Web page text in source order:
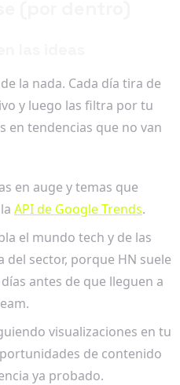
la nada. Cada día tira de
y luego las filtra por tu
en tendencias que no van
en auge y temas que
API de Google Trends.
el mundo tech y de las
sector, porque HN suele
antes de que lleguen a
visualizaciones en tu
de contenido
ya probado.